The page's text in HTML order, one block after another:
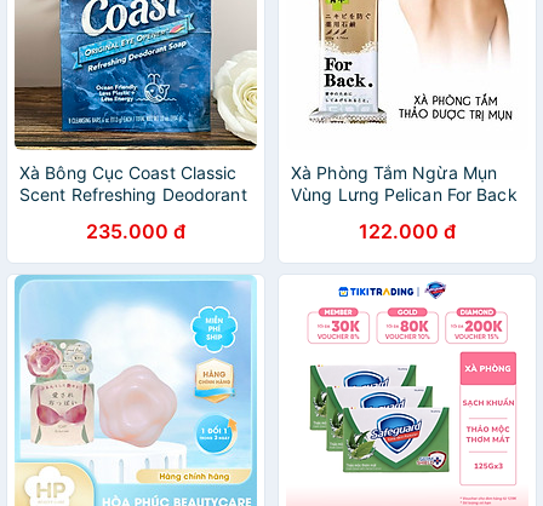
Xà Bông Cục Coast Classic
Scent Refreshing Deodorant
235.000 đ
Xà Phòng Tắm Ngừa Mụn
Vùng Lưng Pelican For Back
122.000 đ